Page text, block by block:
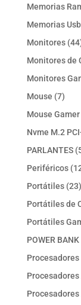
Memorias
Memorias Usb
Monitores 44
Monitores de
Monitores
Mouse 77
Mouse Gamer
Nvme M.2
PARLANTES
Periféricos
Portátiles 23
Portátiles de
Portátiles
POWER BANK
Procesadores
Procesadores
Procesadores